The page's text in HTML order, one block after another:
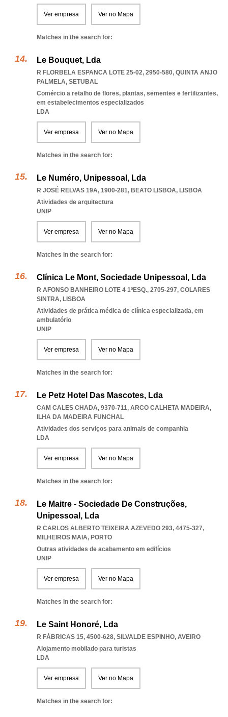
Ver empresa Ver no Mapa
Matches in the search for:
Le Bouquet, Lda
R FLORBELA ESPANCA LOTE 25-02, 2950-580, QUINTA ANJO
PALMELA, SETUBAL
Comércio a retalho de flores, plantas, sementes e fertilizantes,
em estabelecimentos especializados
LDA
Ver empresa Ver no Mapa
Matches in the search for:
Le Numéro, Unipessoal, Lda
R JOSÉ RELVAS 19A, 1900-281, BEATO LISBOA, LISBOA
Atividades de arquitectura
UNIP
Ver empresa Ver no Mapa
Matches in the search for:
Clínica Le Mont, Sociedade Unipessoal, Lda
R AFONSO BANHEIRO LOTE 4 1ºESQ., 2705-297, COLARES
SINTRA, LISBOA
Atividades de prática médica de clínica especializada, em
ambulatório
UNIP
Ver empresa Ver no Mapa
Matches in the search for:
Le Petz Hotel Das Mascotes, Lda
CAM CALES CHADA, 9370-711, ARCO CALHETA MADEIRA,
ILHA DA MADEIRA FUNCHAL
Atividades dos serviços para animais de companhia
LDA
Ver empresa Ver no Mapa
Matches in the search for:
Le Maitre - Sociedade De Construções,
Unipessoal, Lda
R CARLOS ALBERTO TEIXEIRA AZEVEDO 293, 4475-327,
MILHEIROS MAIA, PORTO
Outras atividades de acabamento em edifícios
UNIP
Ver empresa Ver no Mapa
Matches in the search for:
Le Saint Honoré, Lda
R FÁBRICAS 15, 4500-628, SILVALDE ESPINHO, AVEIRO
Alojamento mobilado para turistas
LDA
Ver empresa Ver no Mapa
Matches in the search for: